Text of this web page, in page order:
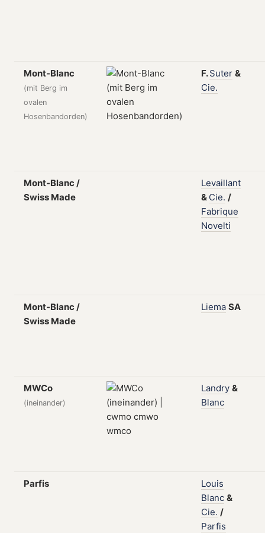
Mont-Blanc
(mit Berg im
ovalen
Hosenbandorden)
F.Suter &
Cie.
Mont-Blanc /
Swiss Made
Levaillant
& Cie. /
Fabrique
Novelti
Mont-Blanc /
Swiss Made
Liema SA
MWCo
(ineinander)
Landry &
Blanc
Parfis
Louis
Blanc &
Cie. /
Parfis